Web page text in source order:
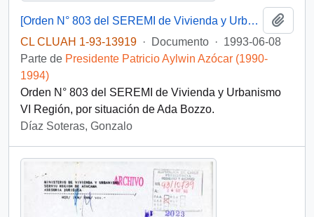
[Orden N° 803 del SEREMI de Vivienda y Urbanismo VI Región]
CL CLUAH 1-93-13919 · Documento · 1993-06-08
Parte de Presidente Patricio Aylwin Azócar (1990-
1994)
Orden N° 803 del SEREMI de Vivienda y Urbanismo
VI Región, por situación de Ada Bozzo.
Díaz Soteras, Gonzalo